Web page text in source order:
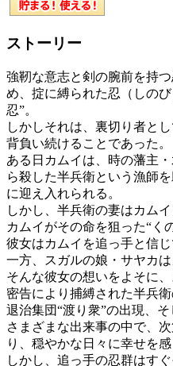
ストーリー
強靭な意志と剣の腕前を持
め、掟に縛られた忍（しの
忍”。
しかしそれは、裏切り者と
背負い続けることであった。
ある日カムイは、時の藩主
ら殺した半兵衛という漁師
に迎え入れられる。
しかし、半兵衛の妻はカム
カムイがその命を狙った“く
彼女はカムイを追っ手と信じ
一方、スガルの娘・サヤカ
そんな彼女の想いをよそに
密告により捕縛された半兵
退治集団“渡り衆”の出現、
さまざまな出来事の中で、
り、穏やかな日々に幸せを感
しかし、追っ手の忍群はす